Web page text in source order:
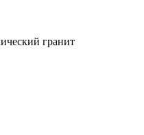
гранит